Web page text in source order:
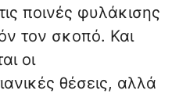
ποινές φυλάκισης
τον σκοπό. Και
οι
θέσεις, αλλά